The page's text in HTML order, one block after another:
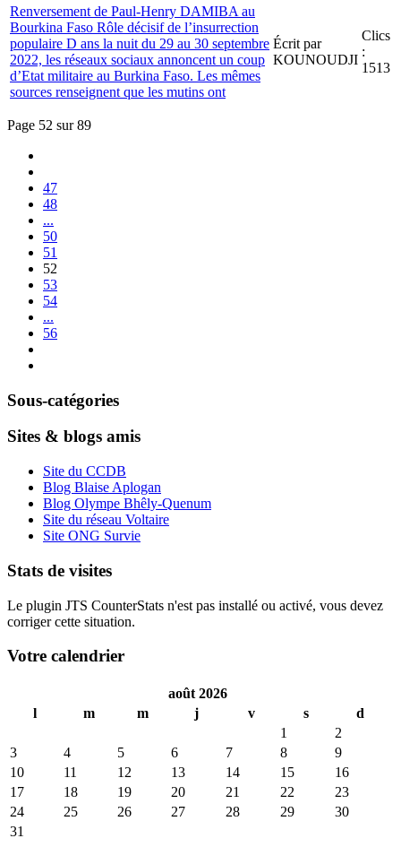
Renversement de Paul-Henry DAMIBA au
Bourkina Faso Rôle décisif de l’insurrection
populaire D ans la nuit du 29 au 30 septembre
2022, les réseaux sociaux annoncent un coup
d’Etat militaire au Burkina Faso. Les mêmes
sources renseignent que les mutins ont
Écrit par
KOUNOUDJI
Clics
:
1513
Page 52 sur 89
47
48
...
50
51
52
53
54
...
56
Sous-catégories
Sites & blogs amis
Site du CCDB
Blog Blaise Aplogan
Blog Olympe Bhêly-Quenum
Site du réseau Voltaire
Site ONG Survie
Stats de visites
Le plugin JTS CounterStats n'est pas installé ou activé, vous devez
corriger cette situation.
Votre calendrier
août 2026
l
m m j v s
d
1
2
3
4 5 6 7 8
9
10
11 12 13 14 15
16
17
18 19 20 21 22
23
24
25 26 27 28 29
30
31